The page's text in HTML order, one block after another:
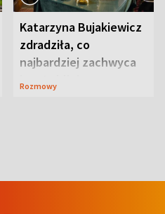
Katarzyna Bujakiewicz
zdradziła, co
najbardziej zachwyca
ją w Lublinie
Rozmowy